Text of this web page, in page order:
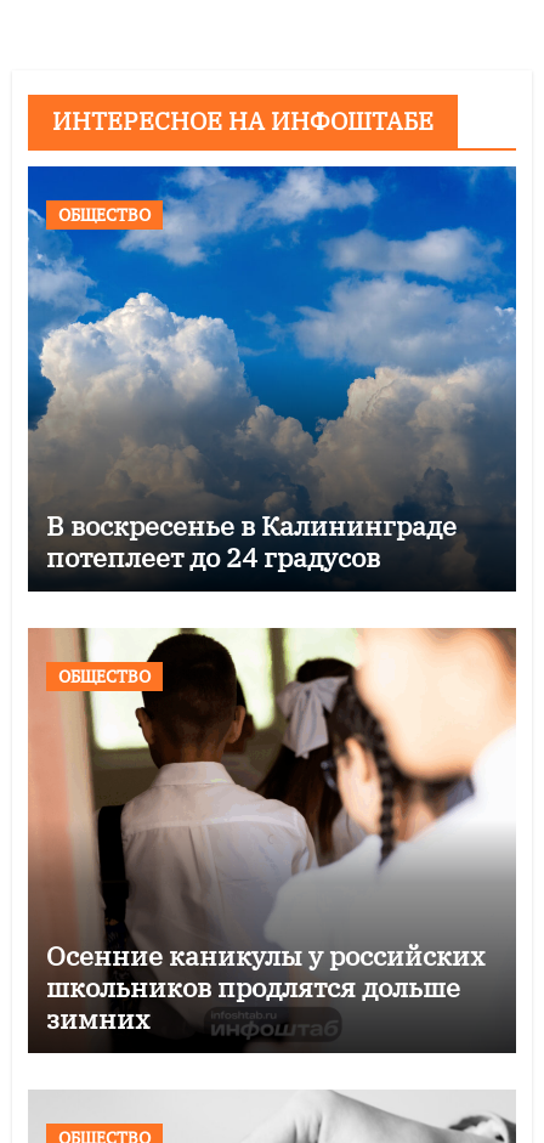
ИНТЕРЕСНОЕ НА ИНФОШТАБЕ
ОБЩЕСТВО
В воскресенье в Калининграде
потеплеет до 24 градусов
ОБЩЕСТВО
Осенние каникулы у российских
школьников продлятся дольше
зимних
ОБЩЕСТВО